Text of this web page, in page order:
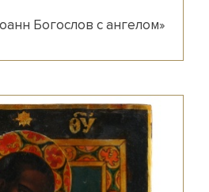
Богослов с ангелом»